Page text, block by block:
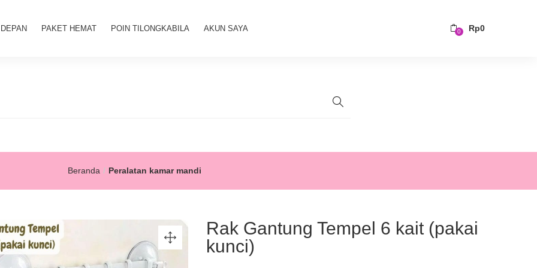
PAKET HEMAT POIN TILONGKABILA AKUN SAYA 0 Rp0
Beranda Peralatan kamar mandi
Rak Gantung Tempel 6 kait (pakai
kunci)